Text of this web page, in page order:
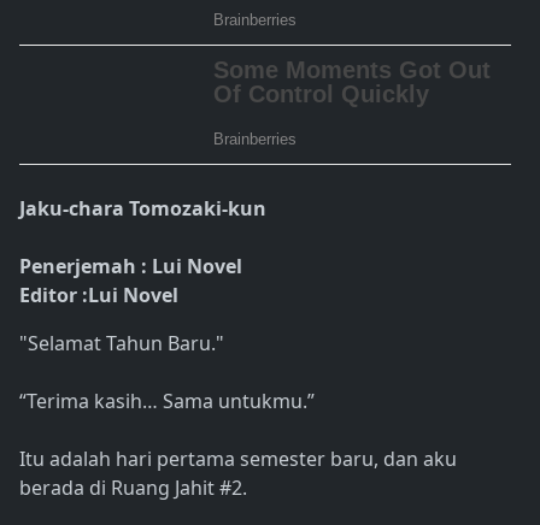
Jaku-chara Tomozaki-kun
Penerjemah : Lui Novel
Editor :Lui Novel
"Selamat Tahun Baru."
“Terima kasih… Sama untukmu.”
Itu adalah hari pertama semester baru, dan aku
berada di Ruang Jahit #2.